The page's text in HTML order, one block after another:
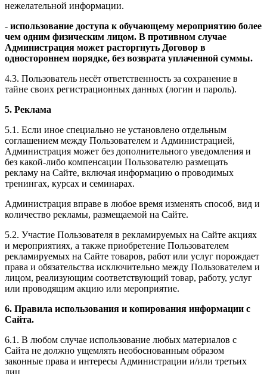
нежелательной информации.
- использование доступа к обучающему мероприятию более
чем одним физическим лицом. В противном случае
Администрация может расторгнуть Договор в
одностороннем порядке, без возврата уплаченной суммы.
4.3. Пользователь несёт ответственность за сохранение в
тайне своих регистрационных данных (логин и пароль).
5. Реклама
5.1. Если иное специально не установлено отдельным
соглашением между Пользователем и Администрацией,
Администрация может без дополнительного уведомления и
без какой-либо компенсации Пользователю размещать
рекламу на Сайте, включая информацию о проводимых
тренингах, курсах и семинарах.
Администрация вправе в любое время изменять способ, вид и
количество рекламы, размещаемой на Сайте.
5.2. Участие Пользователя в рекламируемых на Сайте акциях
и мероприятиях, а также приобретение Пользователем
рекламируемых на Сайте товаров, работ или услуг порождает
права и обязательства исключительно между Пользователем и
лицом, реализующим соответствующий товар, работу, услуг
или проводящим акцию или мероприятие.
6. Правила использования и копирования информации с
Сайта.
6.1. В любом случае использование любых материалов с
Сайта не должно ущемлять необоснованным образом
законные права и интересы Администрации и/или третьих
лиц.